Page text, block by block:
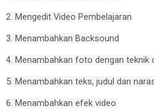
2. Mengedit Video Pembelajaran
3. Menambahkan Backsound
4. Menambahkan foto dengan teknik
5. Menambahkan teks, judul dan
6. Menambahkan efek video